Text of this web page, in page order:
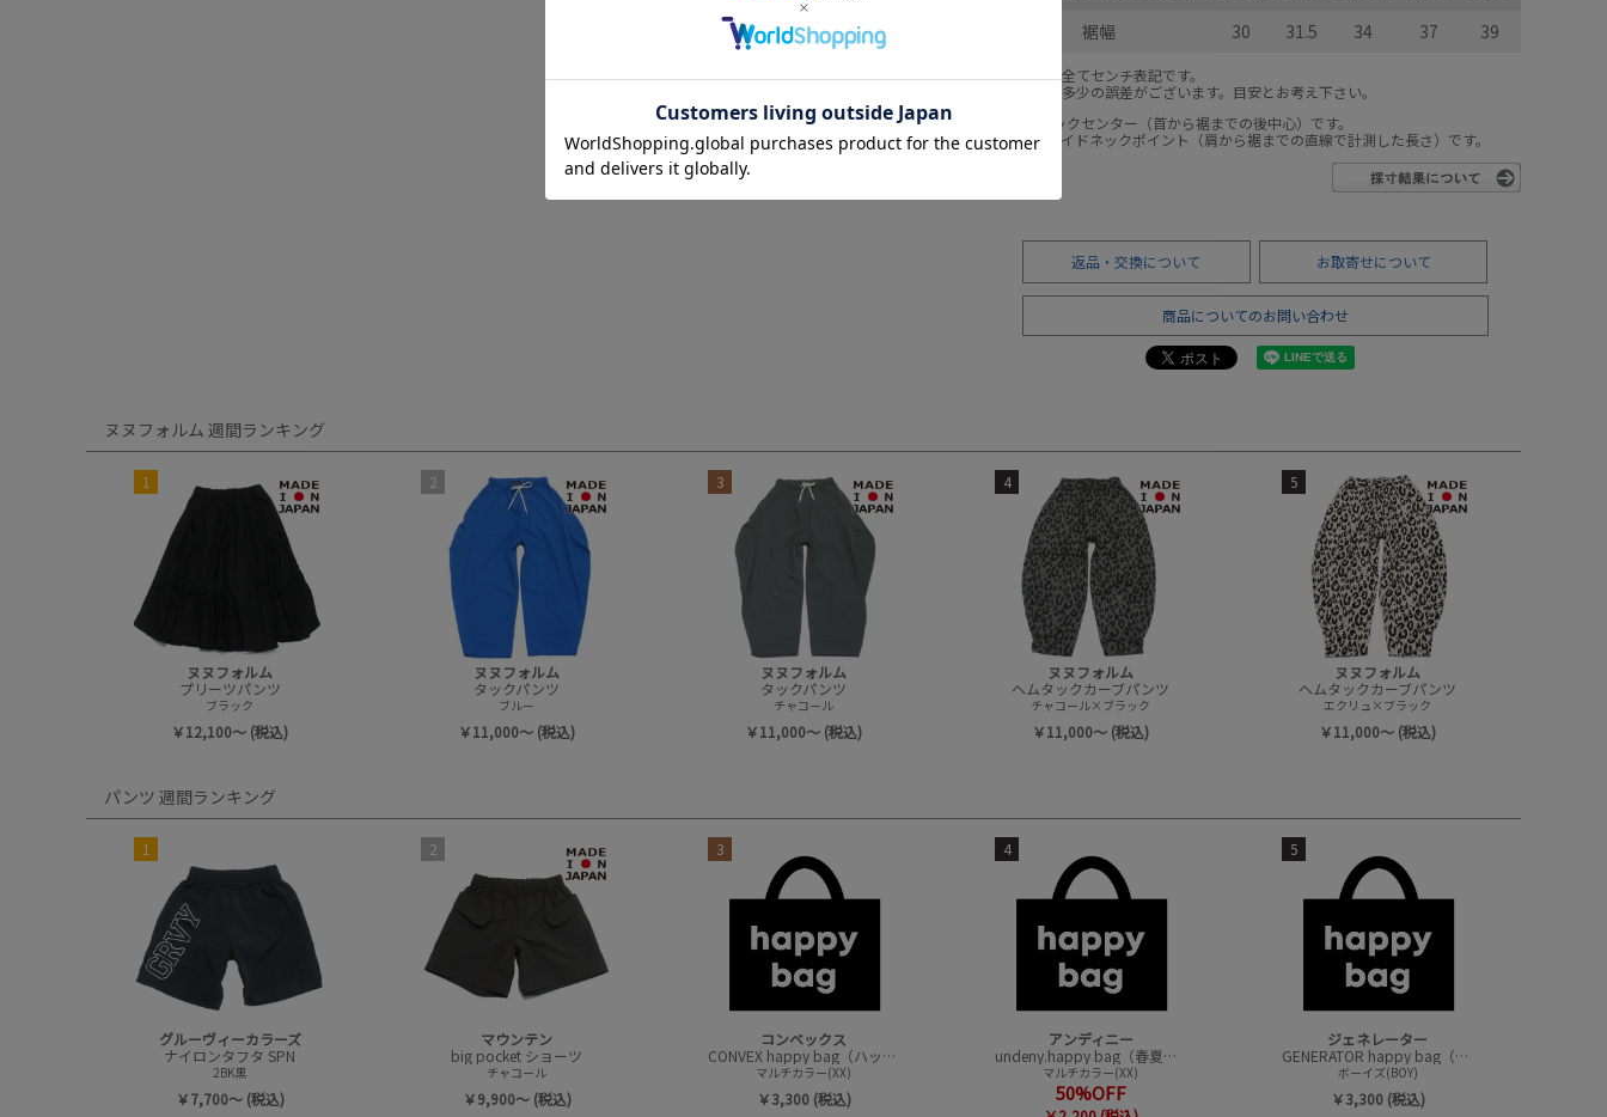
裾幅
30 31.5 34 37 39
採寸結果は全てセンチ表記です。
商品により多少の誤差がございます。目安とお考え下さい。
※BCはバックセンター（首から裾までの後中心）です。
※SNPはサイドネックポイント（肩から裾までの直線で計測した長さ）です。
返品・交換について お取寄せについて
商品についてのお問い合わせ
ヌヌフォルム 週間ランキング
1
ヌヌフォルム
プリーツパンツ
ブラック
￥12,100～ (税込)
2
ヌヌフォルム
タックパンツ
ブルー
￥11,000～ (税込)
3
ヌヌフォルム
タックパンツ
チャコール
￥11,000～ (税込)
4
ヌヌフォルム
ヘムタックカーブパンツ
チャコール×ブラック
￥11,000～ (税込)
5
ヌヌフォルム
ヘムタックカーブパンツ
エクリュ×ブラック
￥11,000～ (税込)
パンツ 週間ランキング
1
グルーヴィーカラーズ
ナイロンタフタ SPN
2BK黒
￥7,700～ (税込)
2
マウンテン
big pocket ショーツ
チャコール
￥9,900～ (税込)
3
コンベックス
CONVEX happy bag（ハッピーバック）
マルチカラー(XX)
￥3,300 (税込)
4
アンディニー
undeny.happy bag（春夏アイテムハッピーバック）
マルチカラー(XX)
50%OFF
5
ジェネレーター
GENERATOR happy bag（ハッピーバック）
ボーイズ(BOY)
￥3,300 (税込)